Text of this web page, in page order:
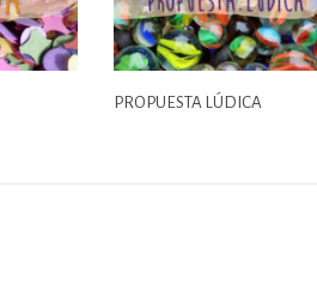
PROPUESTA LÚDICA